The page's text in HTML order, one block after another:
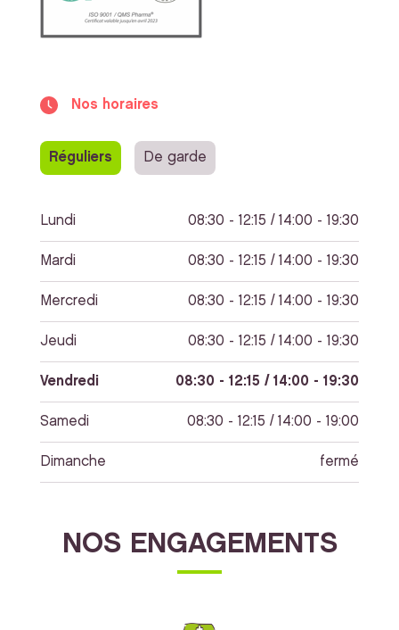
Nos horaires
Réguliers De garde
Lundi 08:30 - 12:15 / 14:00 - 19:30
Mardi 08:30 - 12:15 / 14:00 - 19:30
Mercredi 08:30 - 12:15 / 14:00 - 19:30
Jeudi 08:30 - 12:15 / 14:00 - 19:30
Vendredi 08:30 - 12:15 / 14:00 - 19:30
Samedi 08:30 - 12:15 / 14:00 - 19:00
Dimanche fermé
NOS ENGAGEMENTS